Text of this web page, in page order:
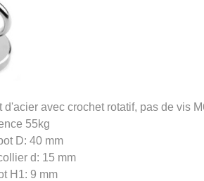
d'acier avec crochet rotatif, pas de vis
55kg
D: 40 mm
d: 15 mm
H1: 9 mm